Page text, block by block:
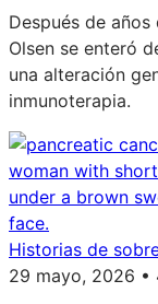
Después de
Olsen se enteró
una alteración
inmunoterapia.
Historias de
29 mayo, 2026 •